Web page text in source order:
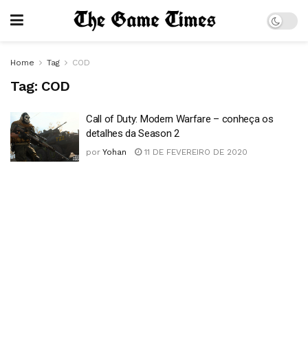
Home Tag COD
Tag: COD
Call of Duty: Modern Warfare – conheça os
detalhes da Season 2
por Yohan 11 DE FEVEREIRO DE 2020